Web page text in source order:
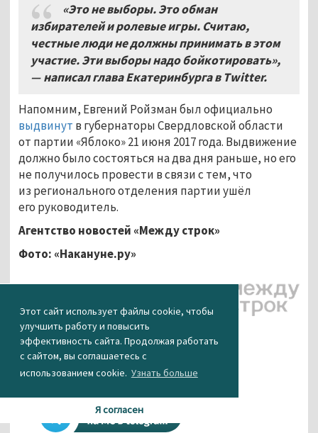
Этот сайт использует файлы cookie, чтобы
улучшить работу и повысить
эффективность сайта. Продолжая работать
с сайтом, вы соглашаетесь с
использованием cookie. Узнать больше
Я согласен
«Это не выборы.Это обман
избирателей и ролевые игры. Считаю,
честные люди не должны принимать в этом
участие.Эти выборы надо бойкотировать»,
— написал глава Екатеринбурга в Twitter.
Напомним, Евгений Ройзман был официально
выдвинут в губернаторы Свердловской области
от партии «Яблоко» 21 июня 2017 года. Выдвижение
должно было состояться на два дня раньше, но его
не получилось провести в связи с тем, что
из регионального отделения партии ушёл
его руководитель.
Агентство новостей «Между строк»
Фото: «Накануне.ру»
КАК ВАМ НОВОСТЬ?
0 0 0 0 0